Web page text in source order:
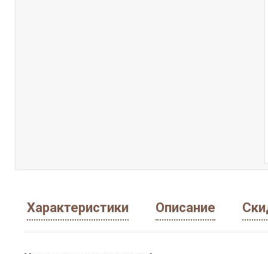
Характеристики Описание